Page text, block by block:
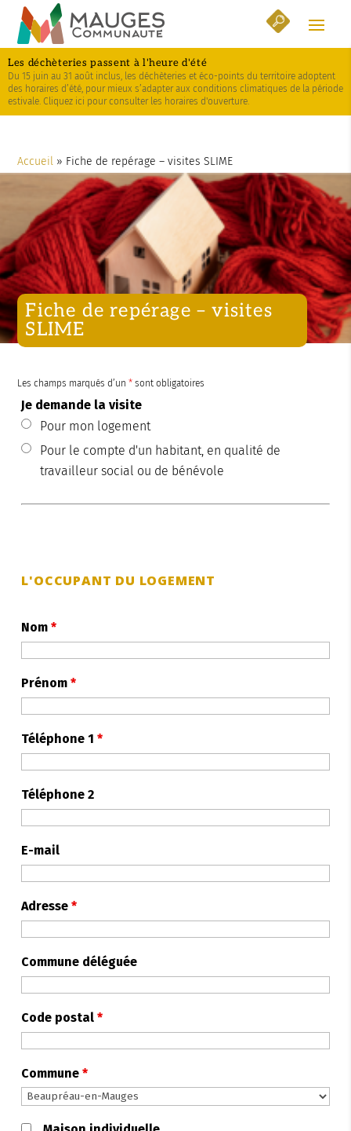
Skip
Aller
navigation
Plan
Les déchèteries passent à l'heure d'été
Du 15 juin au 31 août inclus, les déchèteries et éco-points du territoire adoptent
des horaires d’été, pour mieux s’adapter aux conditions climatiques de la période
estivale. Cliquez ici pour consulter les horaires d'ouverture.
Accueil » Fiche de repérage – visites SLIME
Fiche de repérage – visites
SLIME
Les champs marqués d’un* sont obligatoires
Je demande la visite
Pour mon logement
Pour le compte d'un habitant, en qualité de
travailleur social ou de bénévole
L'OCCUPANT DU LOGEMENT
Nom*
Prénom*
Téléphone 1*
Téléphone 2
E-mail
Adresse*
Commune déléguée
Code postal*
Commune*